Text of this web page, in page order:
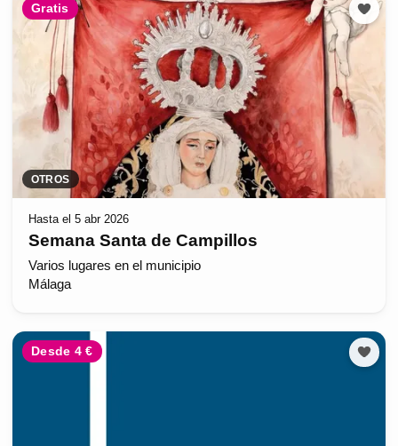
Gratis
OTROS
Hasta el 5 abr 2026
Semana Santa de Campillos
Varios lugares en el municipio
Málaga
Desde 4 €